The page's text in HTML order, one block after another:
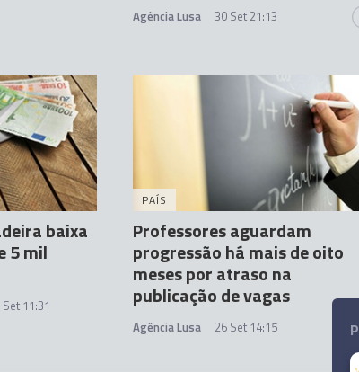
Agência Lusa 30 Set 21:13
baixa
5 mil
Set 11:31
PAÍS
Professores aguardam
progressão há mais de oito
meses por atraso na
publicação de vagas
Agência Lusa 26 Set 14:15